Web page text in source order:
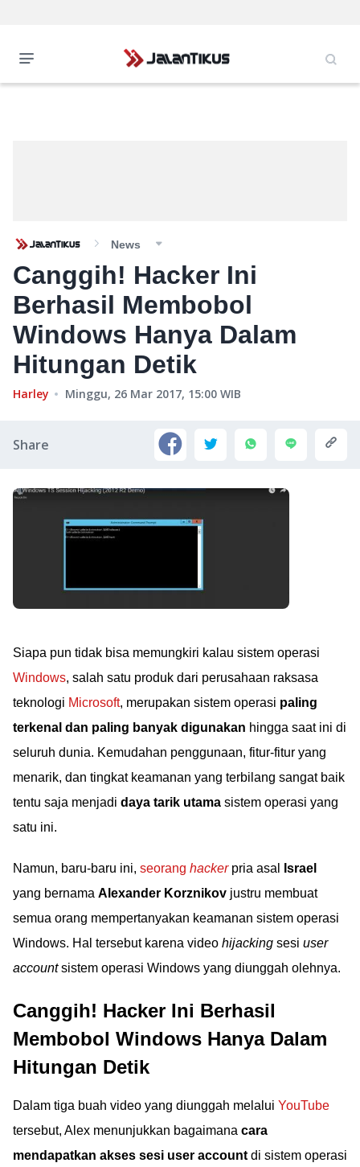
News
Canggih! Hacker Ini
Berhasil Membobol
Windows Hanya Dalam
Hitungan Detik
Harley Minggu, 26 Mar 2017, 15:00 WIB
Share
Siapa pun tidak bisa memungkiri kalau sistem operasi
Windows, salah satu produk dari perusahaan raksasa
teknologi Microsoft, merupakan sistem operasi paling
terkenal dan paling banyak digunakan hingga saat ini di
seluruh dunia. Kemudahan penggunaan, fitur-fitur yang
menarik, dan tingkat keamanan yang terbilang sangat baik
tentu saja menjadi daya tarik utama sistem operasi yang
satu ini.
Namun, baru-baru ini, seorang hackerpria asal
Israel
yang bernama Alexander Korznikov justru membuat
semua orang mempertanyakan keamanan sistem operasi
Windows. Hal tersebut karena video hijacking sesi user
accountsistem operasi Windows yang diunggah olehnya.
Canggih! Hacker Ini Berhasil
Membobol Windows Hanya Dalam
Hitungan Detik
Dalam tiga buah video yang diunggah melalui YouTube
tersebut, Alex menunjukkan bagaimana cara
mendapatkan akses sesi user account di sistem operasi